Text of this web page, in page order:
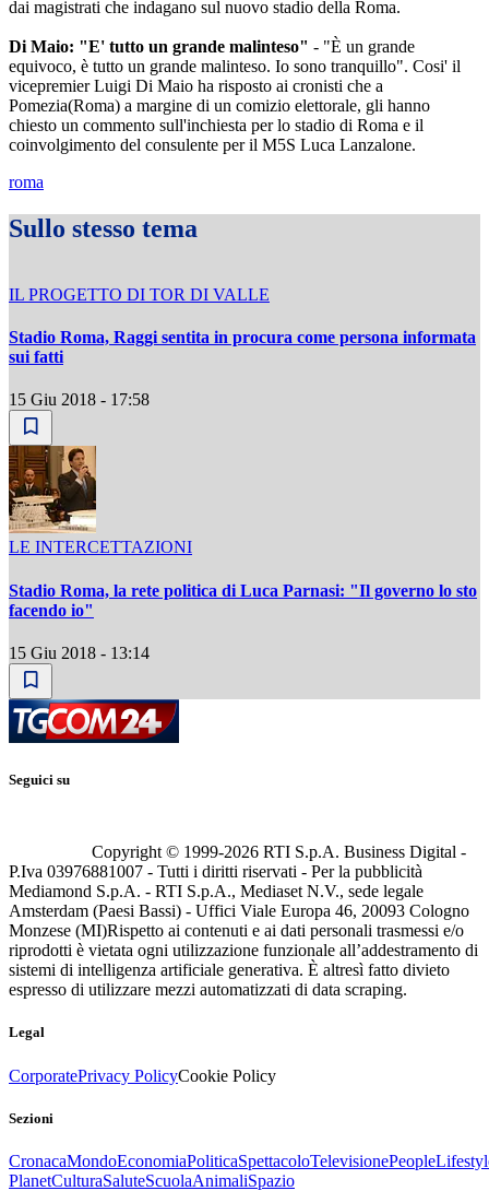
dai magistrati che indagano sul nuovo stadio della Roma.
Di Maio: "E' tutto un grande malinteso" - "È un grande
equivoco, è tutto un grande malinteso. Io sono tranquillo". Cosi' il
vicepremier Luigi Di Maio ha risposto ai cronisti che a
Pomezia(Roma) a margine di un comizio elettorale, gli hanno
chiesto un commento sull'inchiesta per lo stadio di Roma e il
coinvolgimento del consulente per il M5S Luca Lanzalone.
roma
Sullo stesso tema
IL PROGETTO DI TOR DI VALLE
Stadio Roma, Raggi sentita in procura come persona informata
sui fatti
15 Giu 2018 - 17:58
LE INTERCETTAZIONI
Stadio Roma, la rete politica di Luca Parnasi: "Il governo lo sto
facendo io"
15 Giu 2018 - 13:14
Seguici su
Copyright © 1999-2026 RTI S.p.A. Business Digital -
P.Iva 03976881007 - Tutti i diritti riservati - Per la pubblicità
Mediamond S.p.A. - RTI S.p.A., Mediaset N.V., sede legale
Amsterdam (Paesi Bassi) - Uffici Viale Europa 46, 20093 Cologno
Monzese (MI)Rispetto ai contenuti e ai dati personali trasmessi e/o
riprodotti è vietata ogni utilizzazione funzionale all’addestramento di
sistemi di intelligenza artificiale generativa. È altresì fatto divieto
espresso di utilizzare mezzi automatizzati di data scraping.
Legal
CorporatePrivacy PolicyCookie Policy
Sezioni
CronacaMondoEconomiaPoliticaSpettacoloTelevisionePeople
PlanetCulturaSaluteScuolaAnimaliSpazio